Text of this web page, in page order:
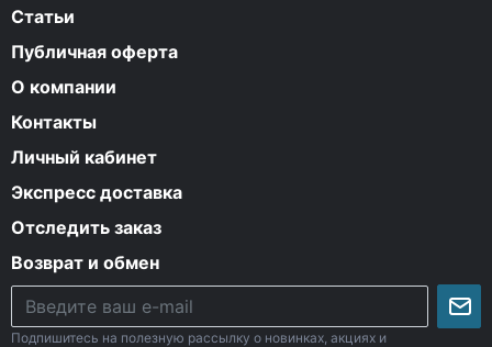
Статьи
Публичная оферта
О компании
Контакты
Личный кабинет
Экспресс доставка
Отследить заказ
Возврат и обмен
Подпишитесь на полезную рассылку о новинках, акциях и